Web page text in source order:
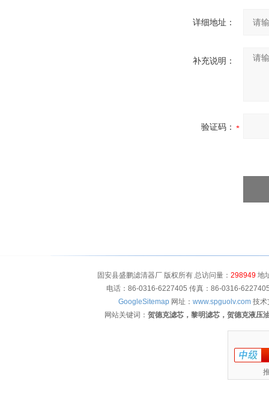
详细地址：
补充说明：
验证码：
固安县盛鹏滤清器厂 版权所有 总访问量： 298949地
电话：86-0316-6227405 传真：86-0316-
GoogleSitemap 网址： www.spguolv.com 技术
网站关键词： 贺德克滤芯，黎明滤芯，贺德克液压